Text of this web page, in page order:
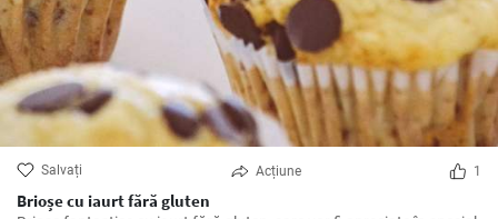
Salvați Acțiune 1
Brioșe cu iaurt fără gluten